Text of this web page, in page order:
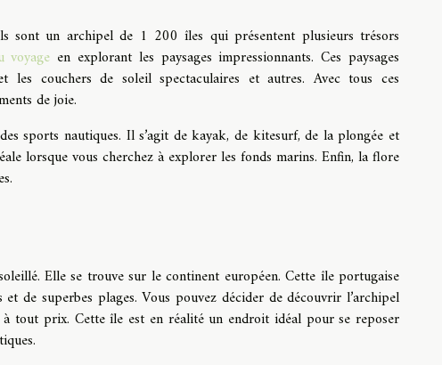
sont un archipel de 1 200 îles qui présentent plusieurs trésors
voyage en explorant les paysages impressionnants. Ces paysages
couchers de soleil spectaculaires et autres. Avec tous ces
de joie.
sports nautiques. Il s’agit de kayak, de kitesurf, de la plongée et
lorsque vous cherchez à explorer les fonds marins. Enfin, la flore
Elle se trouve sur le continent européen. Cette île portugaise
de superbes plages. Vous pouvez décider de découvrir l’archipel
tout prix. Cette île est en réalité un endroit idéal pour se reposer